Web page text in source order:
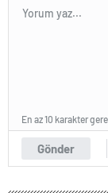
Gönder
En az 10 karakter